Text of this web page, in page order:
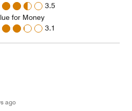
3.5
for Money
3.1
ago